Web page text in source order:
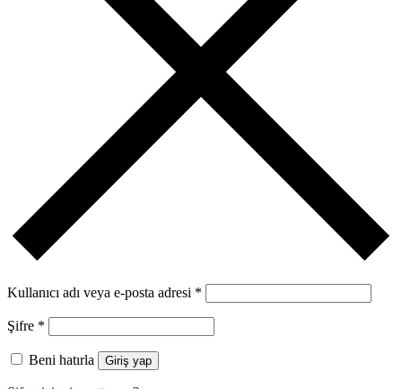
Kullanıcı adı veya e-posta adresi *
Şifre *
Beni hatırla Giriş yap